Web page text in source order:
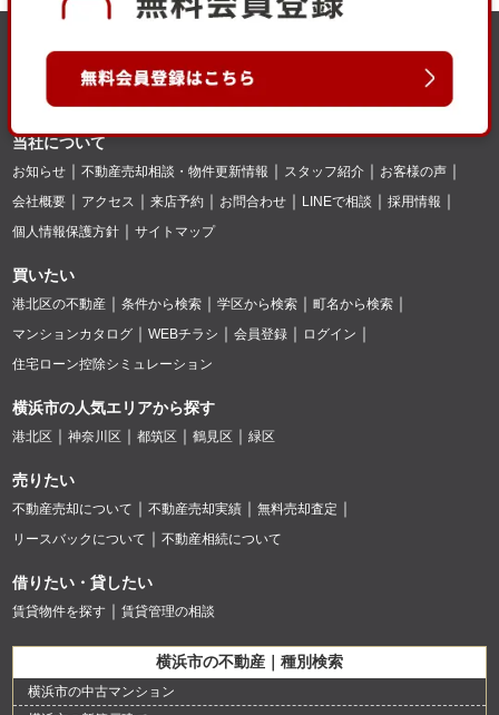
当社について
お知らせ 不動産売却相談・物件更新情報 スタッフ紹介
お客様の声
会社概要
アクセス 来店予約 お問合わせ LINEで相談
採用情報
個人情報保護方針
サイトマップ
買いたい
港北区の不動産 条件から検索 学区から検索
町名から検索
マンションカタログ
WEBチラシ 会員登録
ログイン
住宅ローン控除シミュレーション
横浜市の人気エリアから探す
港北区 神奈川区 都筑区 鶴見区 緑区
売りたい
不動産売却について 不動産売却実績
無料売却査定
リースバックについて
不動産相続について
借りたい・貸したい
賃貸物件を探す 賃貸管理の相談
横浜市の不動産｜種別検索
横浜市の中古マンション